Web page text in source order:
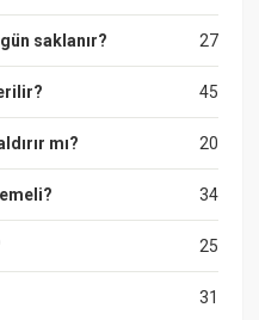
27
saklanır?
45
20
mı?
34
25
31